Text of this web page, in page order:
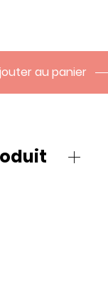
au panier